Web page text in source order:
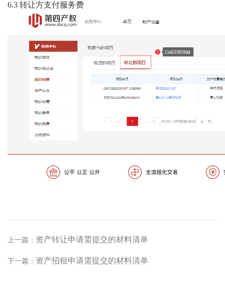
6.3 转让方支付服务费
上一篇： 资产转让申请需提交的材料清单
下一篇： 资产招租申请需提交的材料清单